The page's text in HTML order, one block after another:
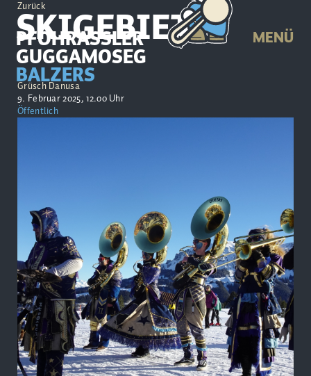
PFÖHRASSLER
GUGGAMOSEG
BALZERS
MENÜ
Zurück
SKIGEBIET
Grüsch Danusa
9. Februar 2025, 12.00 Uhr
Öffentlich